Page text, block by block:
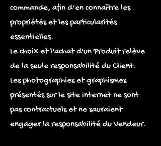
commande, afin d’en connaître les
propriétés et les particularités
essentielles.
Le choix et l'achat d'un Produit relève
de la seule responsabilité du Client.
Les photographies et graphismes
présentés sur le site internet ne sont
pas contractuels et ne sauraient
engager la responsabilité du Vendeur.